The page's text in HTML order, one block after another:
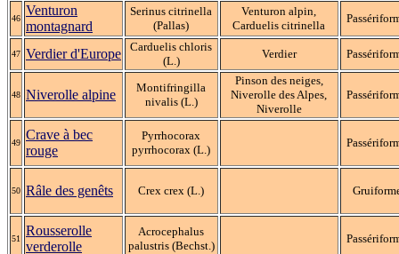
46
Venturon
montagnard
Serinus citrinella
(Pallas)
Venturon alpin,
Carduelis citrinella
47 Verdier d'Europe
Carduelis chloris
(L.)
Verdier
48 Niverolle alpine
Montifringilla
nivalis (L.)
Pinson des neiges,
Niverolle des Alpes,
Niverolle
49
Crave à bec
rouge
Pyrrhocorax
pyrrhocorax (L.)
50 Râle des genêts Crex crex (L.)
51
Rousserolle
verderolle
Acrocephalus
palustris (Bechst.)